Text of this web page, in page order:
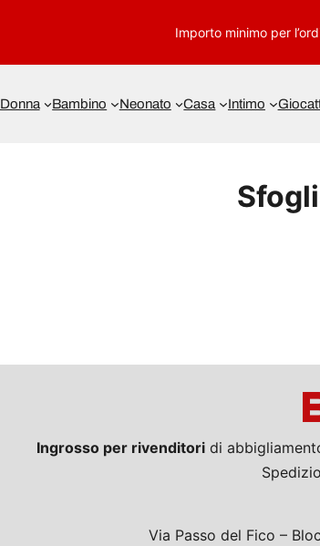
Importo minimo per
Donna Bambino Neonato Casa Intimo
Ingrosso per rivenditori di
Via Passo del Fico –